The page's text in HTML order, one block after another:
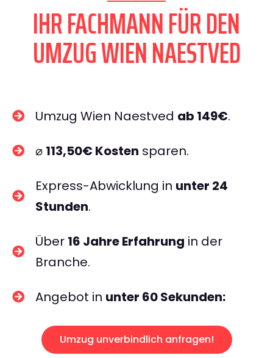
IHR FACHMANN FÜR DEN
UMZUG WIEN NAESTVED
Umzug Wien Naestved ab 149€.
⌀ 113,50€ Kosten sparen.
Express-Abwicklung in unter 24
Stunden.
Über 16 Jahre Erfahrung in der
Branche.
Angebot in unter 60 Sekunden:
Umzug unverbindlich anfragen!